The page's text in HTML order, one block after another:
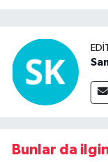
Bunlar da